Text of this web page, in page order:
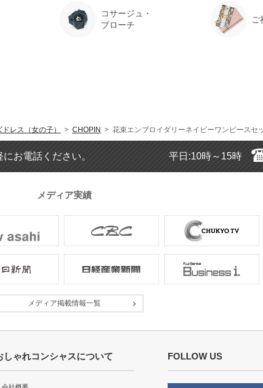
身長 :
117 cm
体重 :20 kg
丈 : ひざ丈
使用シーン :
使用時期 : 4
スカートのポケットの有無が記載されているとなお良
身長 :105 cm
体重 :18 kg
体型 :標準
使用時期 :
使用地域 :大
コサージュ・
ブローチ
ご
ドレス（女の子） > CHOPIN > 花束エンブロイダリーネイビーワンピースセ
お電話ください。 平日:10時～15時
メディア実績
メディア掲載情報一覧
しゃれコンシャスについて FOLLOW US